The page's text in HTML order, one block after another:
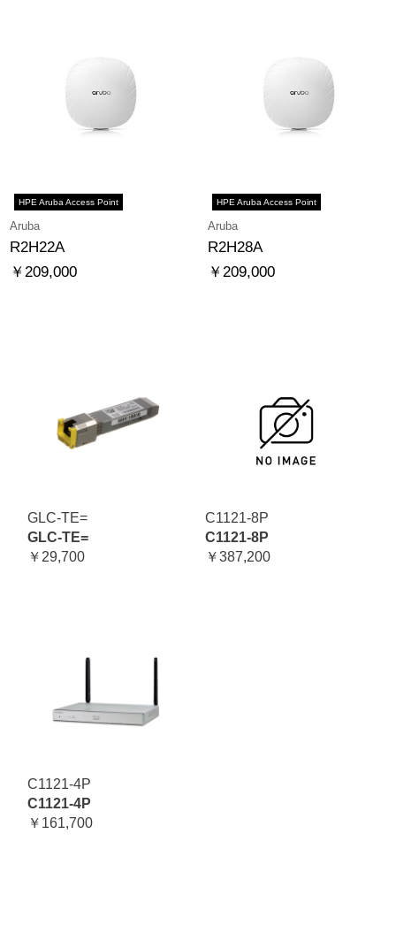
HPE Aruba Access Point
Aruba
R2H22A
￥209,000
HPE Aruba Access Point
Aruba
R2H28A
￥209,000
GLC-TE=
GLC-TE=
￥29,700
C1121-8P
C1121-8P
￥387,200
C1121-4P
C1121-4P
￥161,700